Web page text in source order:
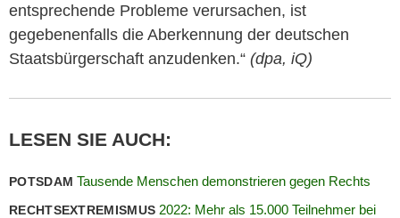
entsprechende Probleme verursachen, ist
gegebenenfalls die Aberkennung der deutschen
Staatsbürgerschaft anzudenken.“ (dpa, iQ)
LESEN SIE AUCH:
POTSDAMTausende Menschen demonstrieren gegen Rechts
RECHTSEXTREMISMUS 2022: Mehr als 15.000 Teilnehmer bei